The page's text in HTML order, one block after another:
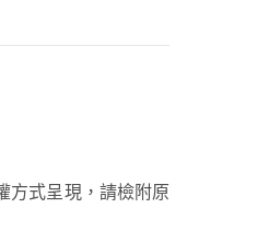
方式呈現，請檢附原